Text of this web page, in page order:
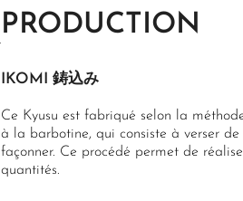
PRODUCTION
IKOMI 鋳込み
Ce Kyusu est fabriqué selon la
à la barbotine, qui consiste à verser
façonner. Ce procédé permet de
quantités.